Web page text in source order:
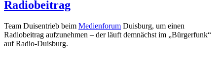
Radiobeitrag
Team Duisentrieb beim Medienforum Duisburg, um einen
Radiobeitrag aufzunehmen – der läuft demnächst im „Bürgerfunk“
auf Radio-Duisburg.